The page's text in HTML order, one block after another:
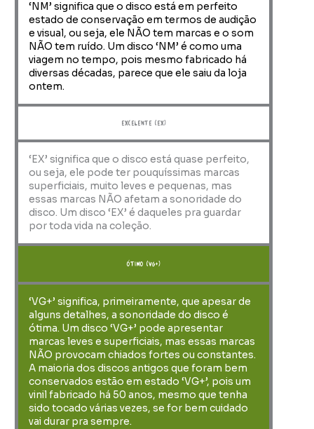
‘NM’ significa que o disco está em perfeito
estado de conservação em termos de audição
e visual, ou seja, ele NÃO tem marcas e o som
NÃO tem ruído. Um disco ‘NM’ é como uma
viagem no tempo, pois mesmo fabricado há
diversas décadas, parece que ele saiu da loja
ontem.
Excelente (EX)
‘EX’ significa que o disco está quase perfeito,
ou seja, ele pode ter pouquíssimas marcas
superficiais, muito leves e pequenas, mas
essas marcas NÃO afetam a sonoridade do
disco. Um disco ‘EX’ é daqueles pra guardar
por toda vida na coleção.
ótimo (VG+)
‘VG+’ significa, primeiramente, que apesar de
alguns detalhes, a sonoridade do disco é
ótima. Um disco ‘VG+’ pode apresentar
marcas leves e superficiais, mas essas marcas
NÃO provocam chiados fortes ou constantes.
A maioria dos discos antigos que foram bem
conservados estão em estado ‘VG+’, pois um
vinil fabricado há 50 anos, mesmo que tenha
sido tocado várias vezes, se for bem cuidado
vai durar pra sempre.